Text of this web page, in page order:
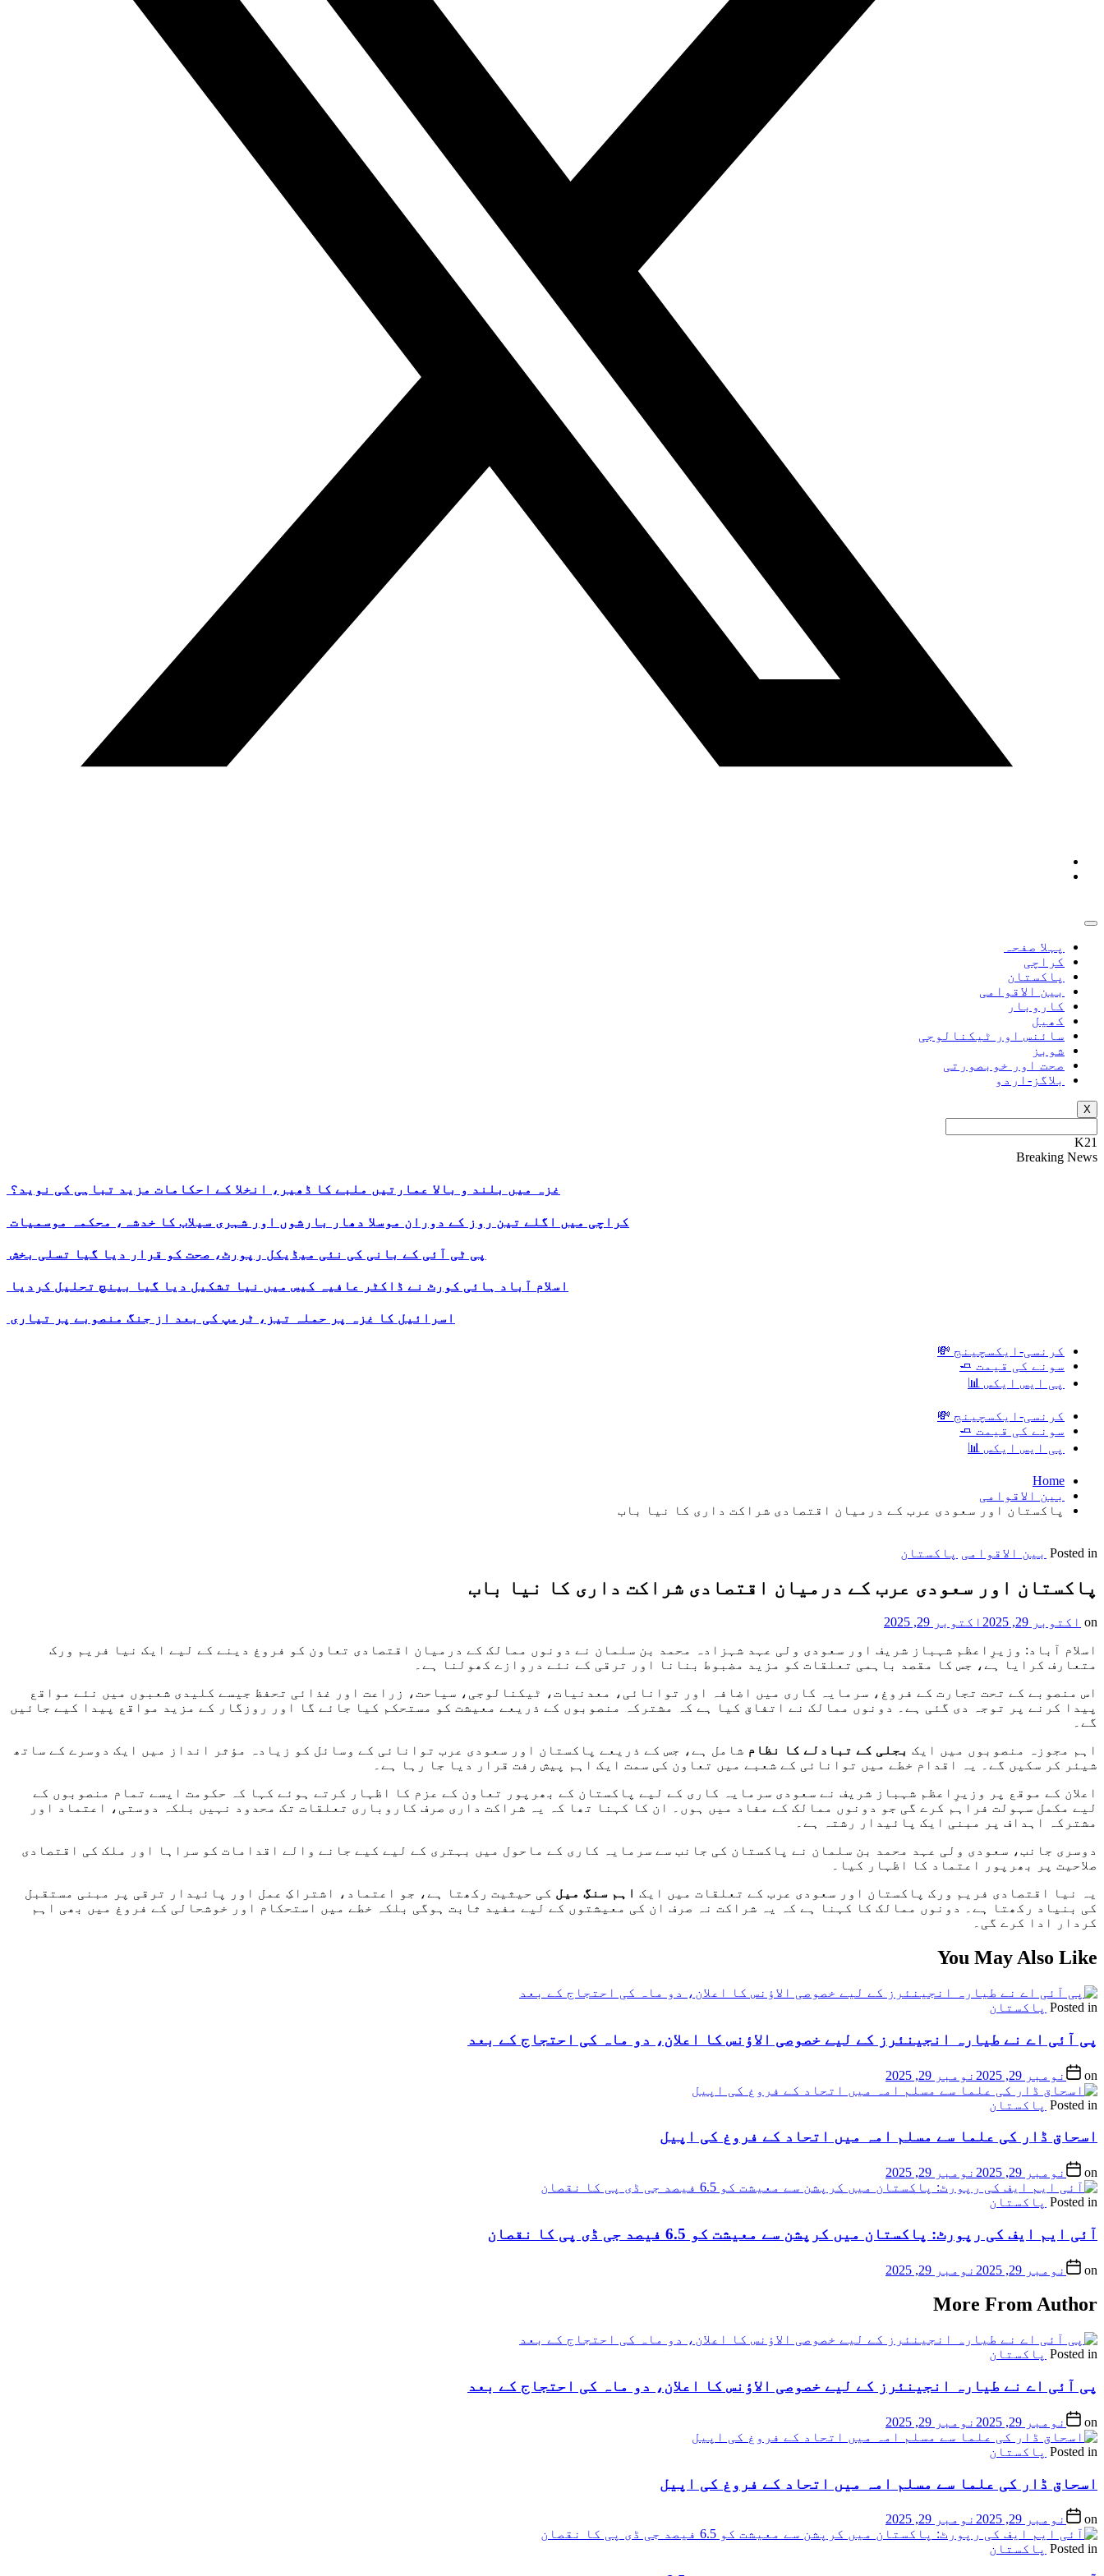
پہلا صفحہ
کراچی
پاکستان
بین الاقوامی
کاروبار
کھیل
سائنس اور ٹیکنالوجی
شوبز
صحت اور خوبصورتی
بلاگز-اردو
X
K21
Breaking News
غزہ میں بلند و بالا عمارتیں ملبے کا ڈھیر، انخلا کے احکامات مزید تباہی کی نوید؟
کراچی میں اگلے تین روز کے دوران موسلا دھار بارشوں اور شہری سیلاب کا خدشہ، محکمہ موسمیات
پی ٹی آئی کے بانی کی نئی میڈیکل رپورٹ، صحت کو قرار دیا گیا تسلی بخش
اسلام آباد ہائی کورٹ نے ڈاکٹر عافیہ کیس میں نیا تشکیل دیا گیا بینچ تحلیل کردیا
اسرائیل کا غزہ پر حملہ تیز، ٹرمپ کی بعد از جنگ منصوبے پر تیاری
کرنسی-ایکسچینج 💸
سونے کی قیمت 🧈
پی ایس ایکس 📊
کرنسی-ایکسچینج 💸
سونے کی قیمت 🧈
پی ایس ایکس 📊
Home
بین الاقوامی
پاکستان اور سعودی عرب کے درمیان اقتصادی شراکت داری کا نیا باب
Posted in بین الاقوامی پاکستان
پاکستان اور سعودی عرب کے درمیان اقتصادی شراکت داری کا نیا باب
on اکتوبر 29, 2025
اکتوبر 29, 2025
اسلام آباد: وزیرِاعظم شہباز شریف اور سعودی ولی عہد شہزادہ محمد بن سلمان نے دونوں ممالک کے درمیان اقتصادی تعاون کو فروغ دینے کے لیے ایک نیا فریم ورک
متعارف کرایا ہے، جس کا مقصد باہمی تعلقات کو مزید مضبوط بنانا اور ترقی کے نئے دروازے کھولنا ہے۔
اس منصوبے کے تحت تجارت کے فروغ، سرمایہ کاری میں اضافہ اور توانائی، معدنیات، ٹیکنالوجی، سیاحت، زراعت اور غذائی تحفظ جیسے کلیدی شعبوں میں نئے مواقع
پیدا کرنے پر توجہ دی گئی ہے۔ دونوں ممالک نے اتفاق کیا ہے کہ مشترکہ منصوبوں کے ذریعے معیشت کو مستحکم کیا جائے گا اور روزگار کے مزید مواقع پیدا کیے جائیں
گے۔
اہم مجوزہ منصوبوں میں ایک بجلی کے تبادلے کا نظام شامل ہے، جس کے ذریعے پاکستان اور سعودی عرب توانائی کے وسائل کو زیادہ مؤثر انداز میں ایک دوسرے کے ساتھ
شیئر کر سکیں گے۔ یہ اقدام خطے میں توانائی کے شعبے میں تعاون کی سمت ایک اہم پیش رفت قرار دیا جا رہا ہے۔
اعلان کے موقع پر وزیرِاعظم شہباز شریف نے سعودی سرمایہ کاری کے لیے پاکستان کے بھرپور تعاون کے عزم کا اظہار کرتے ہوئے کہا کہ حکومت ایسے تمام منصوبوں کے
لیے مکمل سہولت فراہم کرے گی جو دونوں ممالک کے مفاد میں ہوں۔ ان کا کہنا تھا کہ یہ شراکت داری صرف کاروباری تعلقات تک محدود نہیں بلکہ دوستی، اعتماد اور
مشترکہ اہداف پر مبنی ایک پائیدار رشتہ ہے۔
دوسری جانب، سعودی ولی عہد محمد بن سلمان نے پاکستان کی جانب سے سرمایہ کاری کے ماحول میں بہتری کے لیے کیے جانے والے اقدامات کو سراہا اور ملک کی اقتصادی
صلاحیت پر بھرپور اعتماد کا اظہار کیا۔
یہ نیا اقتصادی فریم ورک پاکستان اور سعودی عرب کے تعلقات میں ایک اہم سنگِ میل کی حیثیت رکھتا ہے، جو اعتماد، اشتراکِ عمل اور پائیدار ترقی پر مبنی مستقبل
کی بنیاد رکھتا ہے۔ دونوں ممالک کا کہنا ہے کہ یہ شراکت نہ صرف ان کی معیشتوں کے لیے مفید ثابت ہوگی بلکہ خطے میں استحکام اور خوشحالی کے فروغ میں بھی اہم
کردار ادا کرے گی۔
You May Also Like
Posted in پاکستان
پی آئی اے نے طیارہ انجینئرز کے لیے خصوصی الاؤنس کا اعلان، دو ماہ کی احتجاج کے بعد
on نومبر 29, 2025 نومبر 29, 2025
Posted in پاکستان
اسحاق ڈار کی علما سے مسلم امہ میں اتحاد کے فروغ کی اپیل
on نومبر 29, 2025 نومبر 29, 2025
Posted in پاکستان
آئی ایم ایف کی رپورٹ: پاکستان میں کرپشن سے معیشت کو 6.5 فیصد جی ڈی پی کا نقصان
on نومبر 29, 2025 نومبر 29, 2025
More From Author
Posted in پاکستان
پی آئی اے نے طیارہ انجینئرز کے لیے خصوصی الاؤنس کا اعلان، دو ماہ کی احتجاج کے بعد
on نومبر 29, 2025 نومبر 29, 2025
Posted in پاکستان
اسحاق ڈار کی علما سے مسلم امہ میں اتحاد کے فروغ کی اپیل
on نومبر 29, 2025 نومبر 29, 2025
Posted in پاکستان